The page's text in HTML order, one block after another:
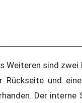
Weiteren sind zwei
Rückseite und
Der interne